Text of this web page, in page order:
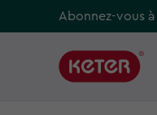
to
Abonnez-vous
Main